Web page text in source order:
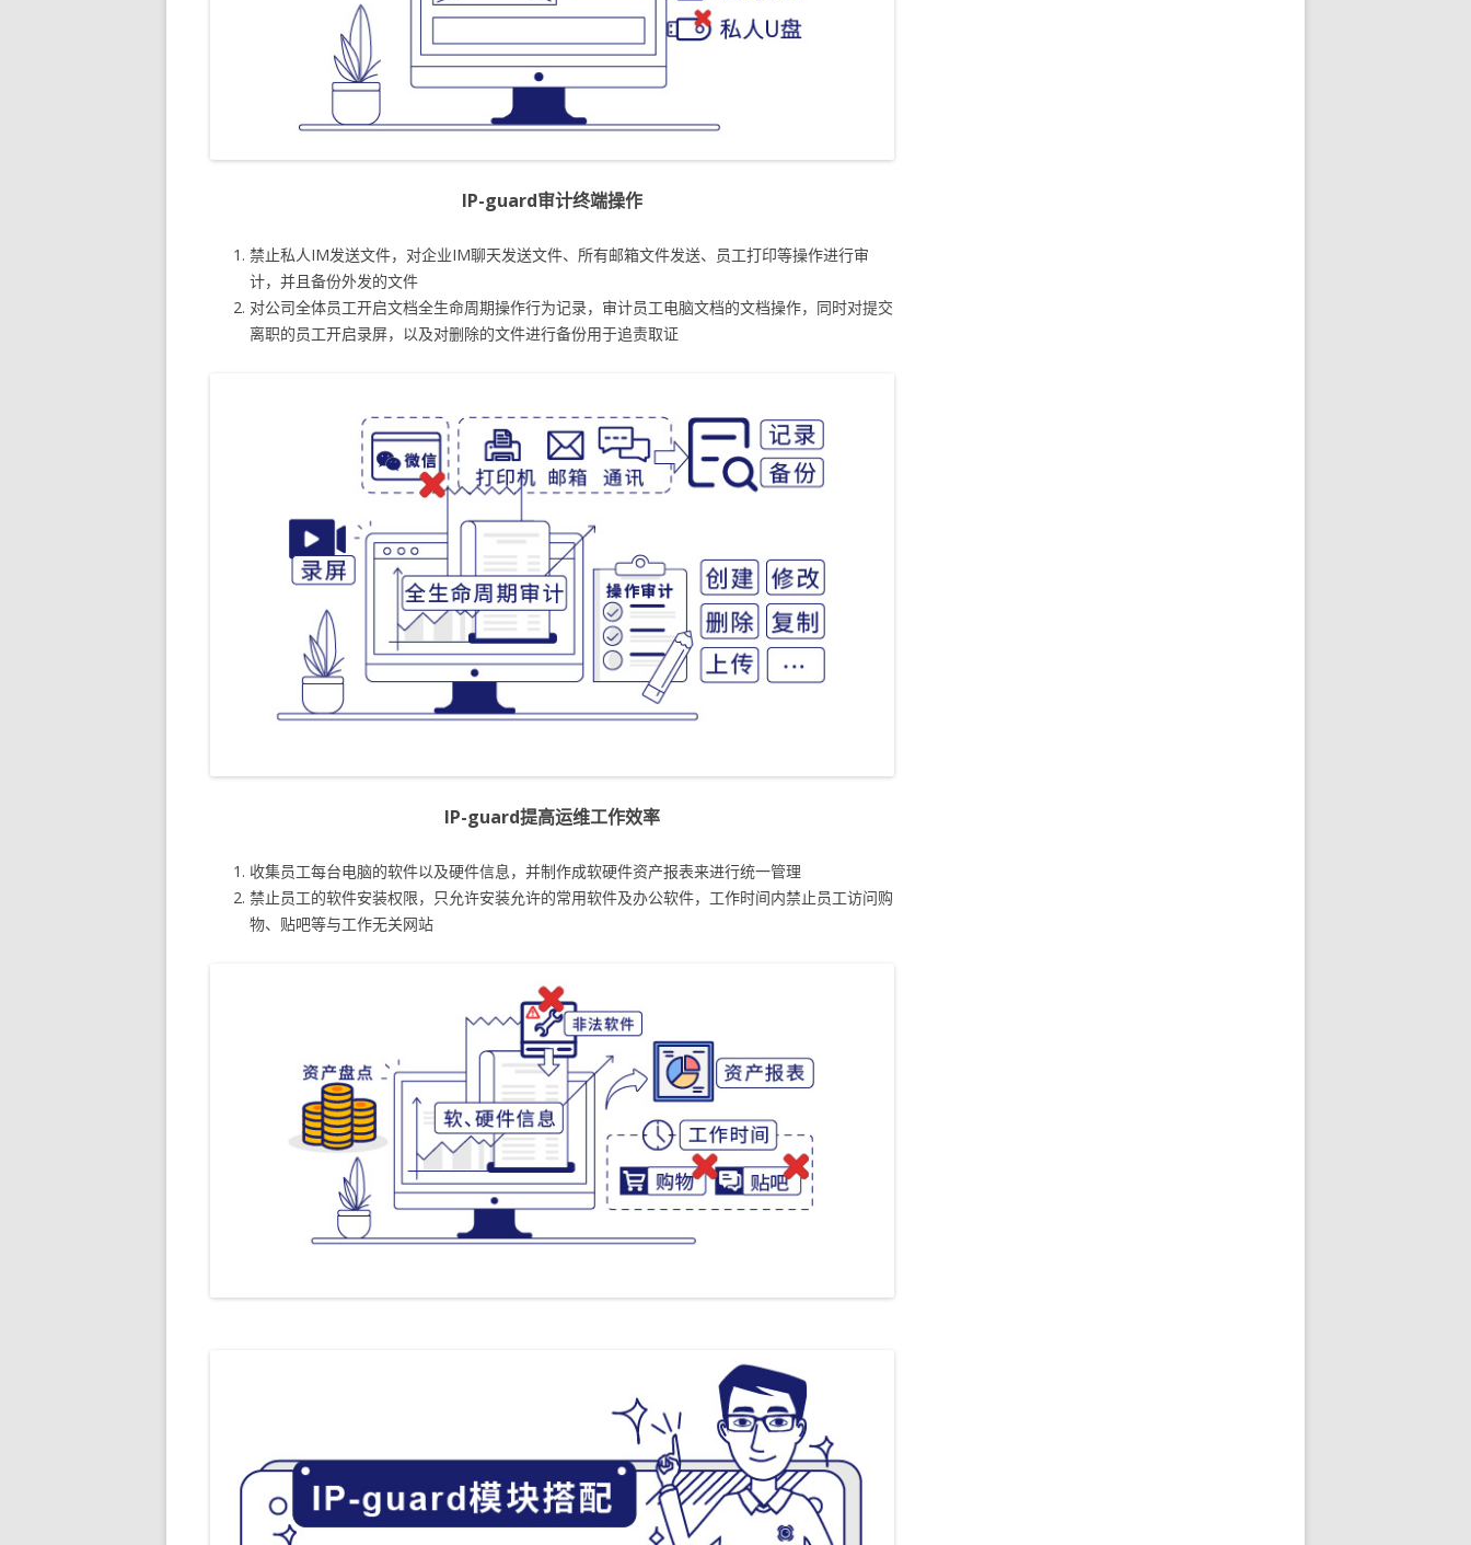
IP-guard审计终端操作
禁止私人IM发送文件，对企业IM聊天发送文件、所有邮箱文件发送、员工打印等操作进行审
计，并且备份外发的文件
对公司全体员工开启文档全生命周期操作行为记录，审计员工电脑文档的文档操作，同时对提交
离职的员工开启录屏，以及对删除的文件进行备份用于追责取证
IP-guard提高运维工作效率
收集员工每台电脑的软件以及硬件信息，并制作成软硬件资产报表来进行统一管理
禁止员工的软件安装权限，只允许安装允许的常用软件及办公软件，工作时间内禁止员工访问购
物、贴吧等与工作无关网站